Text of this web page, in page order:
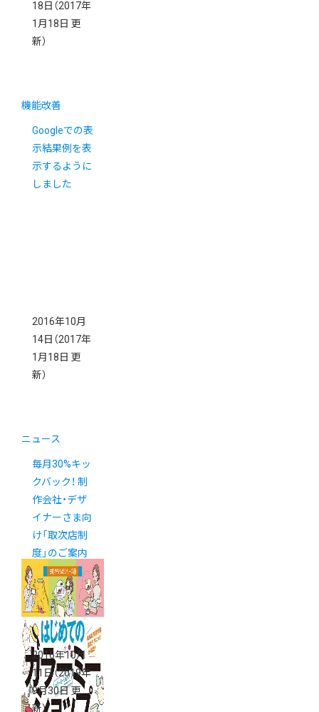
18日 （2017年
1月18日 更
新）
機能改善
Googleでの表
示結果例を表
示するように
しました
2016年10月
14日 （2017年
1月18日 更
新）
ニュース
毎月30%キッ
クバック！ 制
作会社・デザ
イナーさま向
け「取次店制
度」のご案内
2016年10月
11日（2019年
9月30日 更
新）